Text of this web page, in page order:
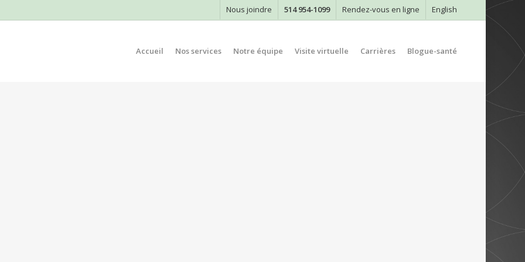
Nous joindre 514 954-1099 Rendez-vous en ligne English
Accueil Nos services Notre équipe Visite virtuelle Carrières Blogue-santé